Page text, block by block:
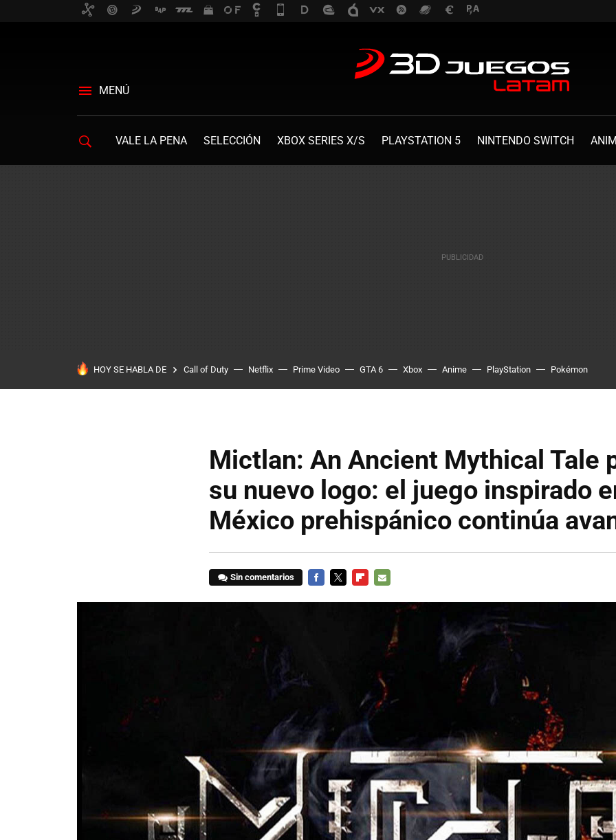
MENÚ
VALE LA PENA SELECCIÓN XBOX SERIES X/S PLAYSTATION 5 NINTENDO SWITCH
HOY SE HABLA DE Call of Duty Netflix Prime Video GTA 6 Xbox Anime PlayStation Pokémon
Mictlan: An Ancient Mythical Tale
su nuevo logo: el juego inspirado
México prehispánico continúa
Sin comentarios